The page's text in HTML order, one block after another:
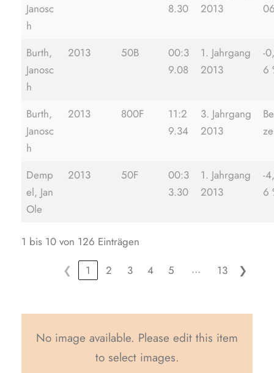
Janosc
h
8.30
2013
Burth,
Janosc
h
2013 50B
00:3
9.08
1. Jahrgang
2013
-
6
Burth,
Janosc
h
2013 800F
11:2
9.34
3. Jahrgang
2013
Demp
el, Jan
Ole
2013 50F
00:3
3.30
1. Jahrgang
2013
-
6
1 bis 10 von 126 Einträgen
❮
1 2 3 4 5 … 13 ❯
No image available. Please edit this item
to select images.